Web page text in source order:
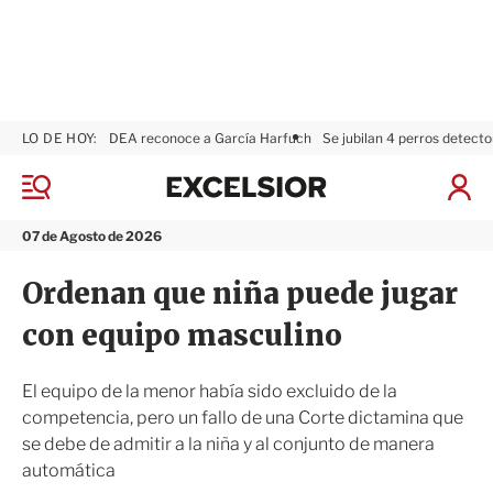
M
n
07 de Agosto de 2026
LO DE HOY: DEA reconoce a García Harfuch Se jubilan 4 perros
I
ó
x
i
r
Ordenan que niña puede jugar
con equipo masculino
El equipo de la menor había sido excluido de la
competencia, pero un fallo de una Corte dictamina que
se debe de admitir a la niña y al conjunto de manera
automática